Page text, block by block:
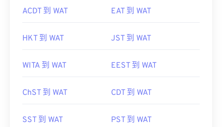
ACDT 到 WAT EAT 到 WAT
HKT 到 WAT JST 到 WAT
WITA 到 WAT EEST 到 WAT
ChST 到 WAT CDT 到 WAT
SST 到 WAT PST 到 WAT